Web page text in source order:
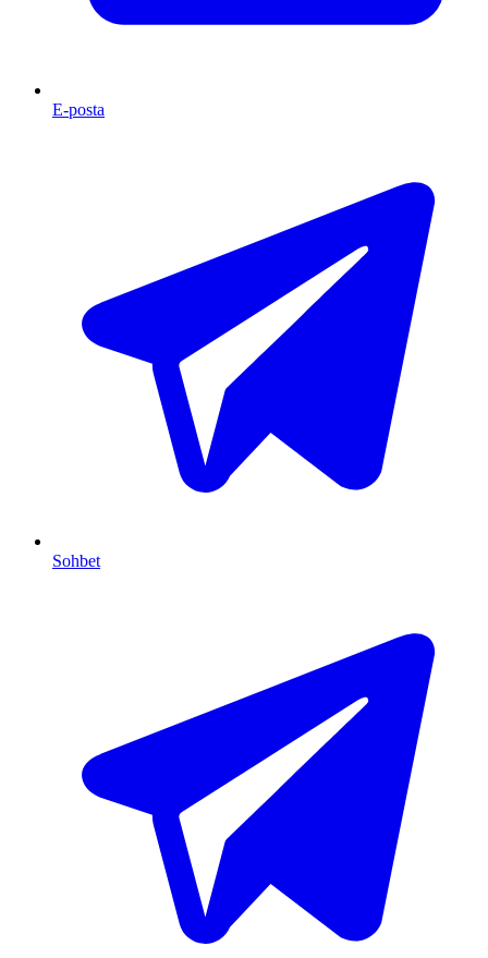
E-posta
Sohbet